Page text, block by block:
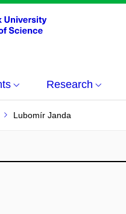
Research
Lubomír Janda